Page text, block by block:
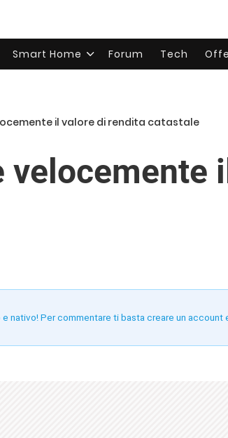
Smart Home Forum Tech
il valore di rendita catastale
nativo! Per commentare ti basta creare un account